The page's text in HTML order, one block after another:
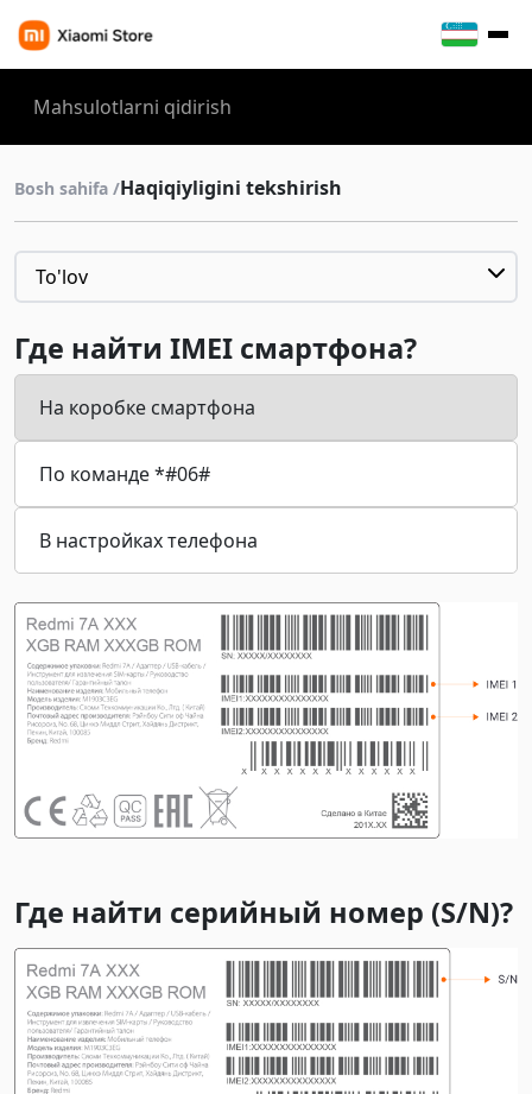
Bosh sahifa /Haqiqiyligini tekshirish
To'lov
To'lov
Tovarlar kafolati
Yo‘riqnomalar
Haqiqiyligini tekshirish
Где найти IMEI смартфона?
На коробке смартфона
По команде *#06#
В настройках телефона
Где найти серийный номер (S/N)?